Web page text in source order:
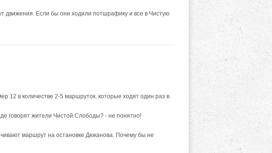
Если бы они ходили потшрафику и все в Чистую
12 в количестве 2-5 маршруток, которые ходят один раз в
говорят жители Чистой Слободы? - не понятно!
маршрут на остановке Дюканова. Почему бы не